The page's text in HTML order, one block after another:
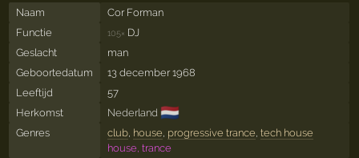
Naam
Cor Forman
Functie
105× DJ
Geslacht
man
Geboortedatum
13 december 1968
Leeftijd
57
Herkomst
Nederland 🇳🇱
Genres club, house progressive trance tech house
house, trance